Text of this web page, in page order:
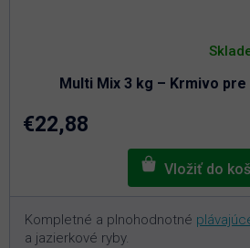
Multi Mix 3 kg – Krmivo
hodnotenie
je
4,3
€22,88
Kompletné a plnohodnotné
a jazierkové ryby.